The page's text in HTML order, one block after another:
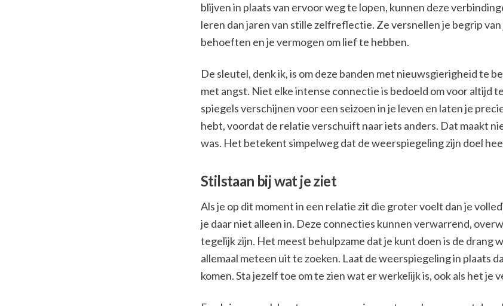
blijven in plaats van ervoor weg te lopen, kunnen deze
leren dan jaren van stille zelfreflectie. Ze versnellen je begrip
behoeften en je vermogen om lief te hebben.
De sleutel, denk ik, is om deze banden met nieuwsgierigheid te
met angst. Niet elke intense connectie is bedoeld om voor altijd
spiegels verschijnen voor een seizoen in je leven en laten je
hebt, voordat de relatie verschuift naar iets anders. Dat maakt
was. Het betekent simpelweg dat de weerspiegeling zijn doel
Stilstaan bij wat je ziet
Als je op dit moment in een relatie zit die groter voelt dan je
je daar niet alleen in. Deze connecties kunnen verwarrend,
tegelijk zijn. Het meest behulpzame dat je kunt doen is de drang
allemaal meteen uit te zoeken. Laat de weerspiegeling in plaats
komen. Sta jezelf toe om te zien wat er werkelijk is, ook als het je